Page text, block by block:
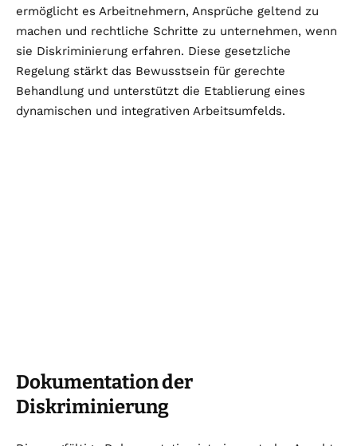
ermöglicht es Arbeitnehmern, Ansprüche geltend zu
machen und rechtliche Schritte zu unternehmen, wenn
sie Diskriminierung erfahren. Diese gesetzliche
Regelung stärkt das Bewusstsein für gerechte
Behandlung und unterstützt die Etablierung eines
dynamischen und integrativen Arbeitsumfelds.
Dokumentation der
Diskriminierung